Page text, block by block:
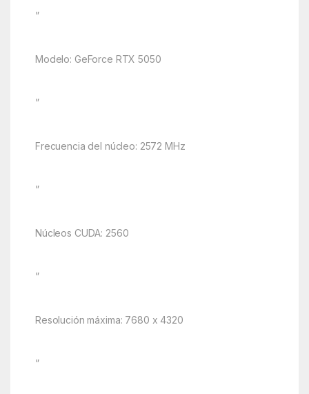
”
Modelo: GeForce RTX 5050
”
Frecuencia del núcleo: 2572 MHz
”
Núcleos CUDA: 2560
”
Resolución máxima: 7680 x 4320
”